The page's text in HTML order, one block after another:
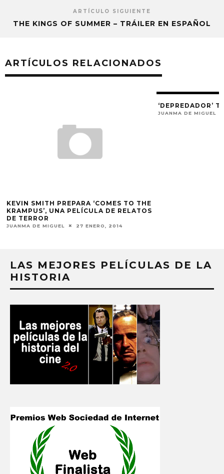
ARTÍCULO SIGUIENTE
THE KINGS OF SUMMER – TRÁILER EN ESPAÑOL
ARTÍCULOS RELACIONADOS
KEVIN SMITH PREPARA ‘COMES TO THE
KRAMPUS’, UNA PELÍCULA DE RELATOS
DE TERROR
JUANMA DE MIGUEL 27 ENERO, 2014
‘DEPREDADOR’
JUANMA DE MIGUEL
LAS MEJORES PELÍCULAS DE LA
HISTORIA